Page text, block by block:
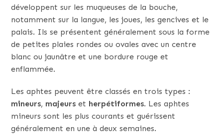
développent sur les muqueuses de la bouche,
notamment sur la langue, les joues, les gencives et le
palais. Ils se présentent généralement sous la forme
de petites plaies rondes ou ovales avec un centre
blanc ou jaunâtre et une bordure rouge et
enflammée.
Les aphtes peuvent être classés en trois types :
mineurs, majeurset herpétiformes. Les aphtes
mineurs sont les plus courants et guérissent
généralement en une à deux semaines.